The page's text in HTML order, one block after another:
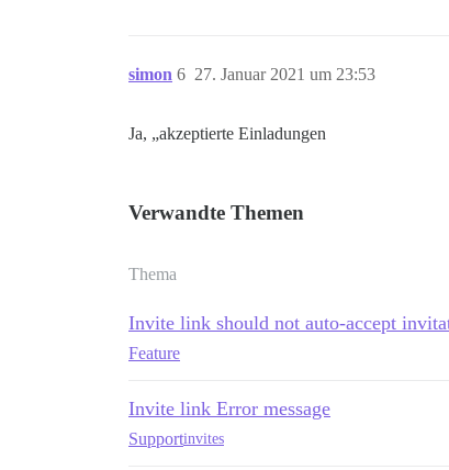
simon 27. Januar 2021 um 23:53
6
Ja, „akzeptierte Einladungen
Verwandte Themen
Thema
Invite link should not auto-accept
Feature
Invite link Error message
Supportinvites